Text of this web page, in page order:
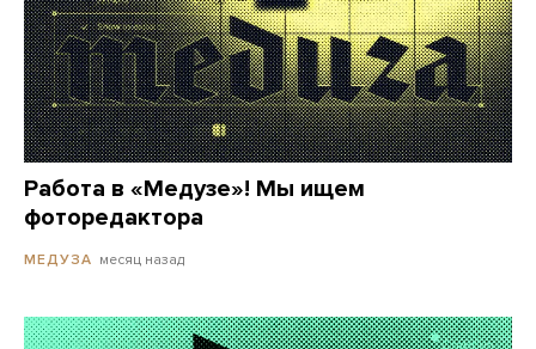
Работа в «Медузе»! Мы ищем
фоторедактора
МЕДУЗА месяц назад